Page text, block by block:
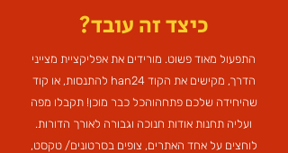
כיצד זה עובד?
התפעול מאוד פשוט. מורידים את אפליקציית מצייני
הדרך, מקישים את הקוד han24 להתנסות, או קוד
שהיחידה שלכם פתחהוהכל כבר מוכן! תקבלו מפה
ועליה תחנות אודות חנוכה וגבורה לאורך הדורות.
לוחצים על אחד האתרים, צופים בסרטונים/ טקסט,